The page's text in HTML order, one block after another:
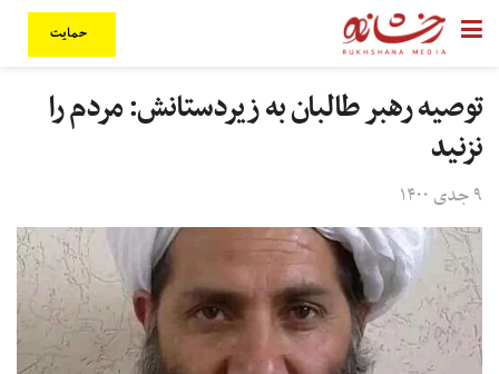
حمایت
توصیه رهبر طالبان به زیردستانش: مردم را
نزنید
۹ جدی ۱۴۰۰